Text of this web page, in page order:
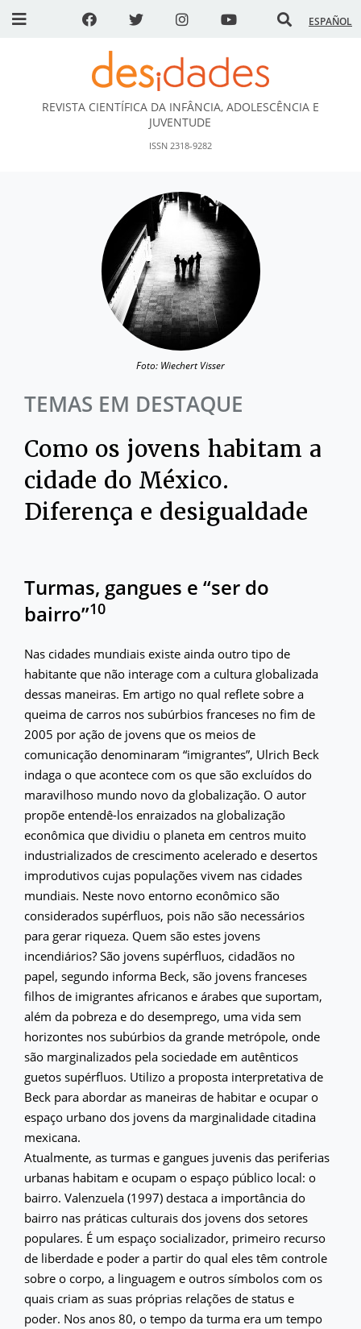
ESPAÑOL
DESidades
REVISTA CIENTÍFICA DA INFÂNCIA, ADOLESCÊNCIA E
JUVENTUDE
ISSN 2318-9282
Foto: Wiechert Visser
TEMAS EM DESTAQUE
Como os jovens habitam a
cidade do México.
Diferença e desigualdade
Turmas, gangues e “ser do
bairro”10
Nas cidades mundiais existe ainda outro tipo de
habitante que não interage com a cultura globalizada
dessas maneiras. Em artigo no qual reflete sobre a
queima de carros nos subúrbios franceses no fim de
2005 por ação de jovens que os meios de
comunicação denominaram “imigrantes”, Ulrich Beck
indaga o que acontece com os que são excluídos do
maravilhoso mundo novo da globalização. O autor
propõe entendê-los enraizados na globalização
econômica que dividiu o planeta em centros muito
industrializados de crescimento acelerado e desertos
improdutivos cujas populações vivem nas cidades
mundiais. Neste novo entorno econômico são
considerados supérfluos, pois não são necessários
para gerar riqueza. Quem são estes jovens
incendiários? São jovens supérfluos, cidadãos no
papel, segundo informa Beck, são jovens franceses
filhos de imigrantes africanos e árabes que suportam,
além da pobreza e do desemprego, uma vida sem
horizontes nos subúrbios da grande metrópole, onde
são marginalizados pela sociedade em autênticos
guetos supérfluos. Utilizo a proposta interpretativa de
Beck para abordar as maneiras de habitar e ocupar o
espaço urbano dos jovens da marginalidade citadina
mexicana.
Atualmente, as turmas e gangues juvenis das periferias
urbanas habitam e ocupam o espaço público local: o
bairro. Valenzuela (1997) destaca a importância do
bairro nas práticas culturais dos jovens dos setores
populares. É um espaço socializador, primeiro recurso
de liberdade e poder a partir do qual eles têm controle
sobre o corpo, a linguagem e outros símbolos com os
quais criam as suas próprias relações de status e
poder. Nos anos 80, o tempo da turma era um tempo